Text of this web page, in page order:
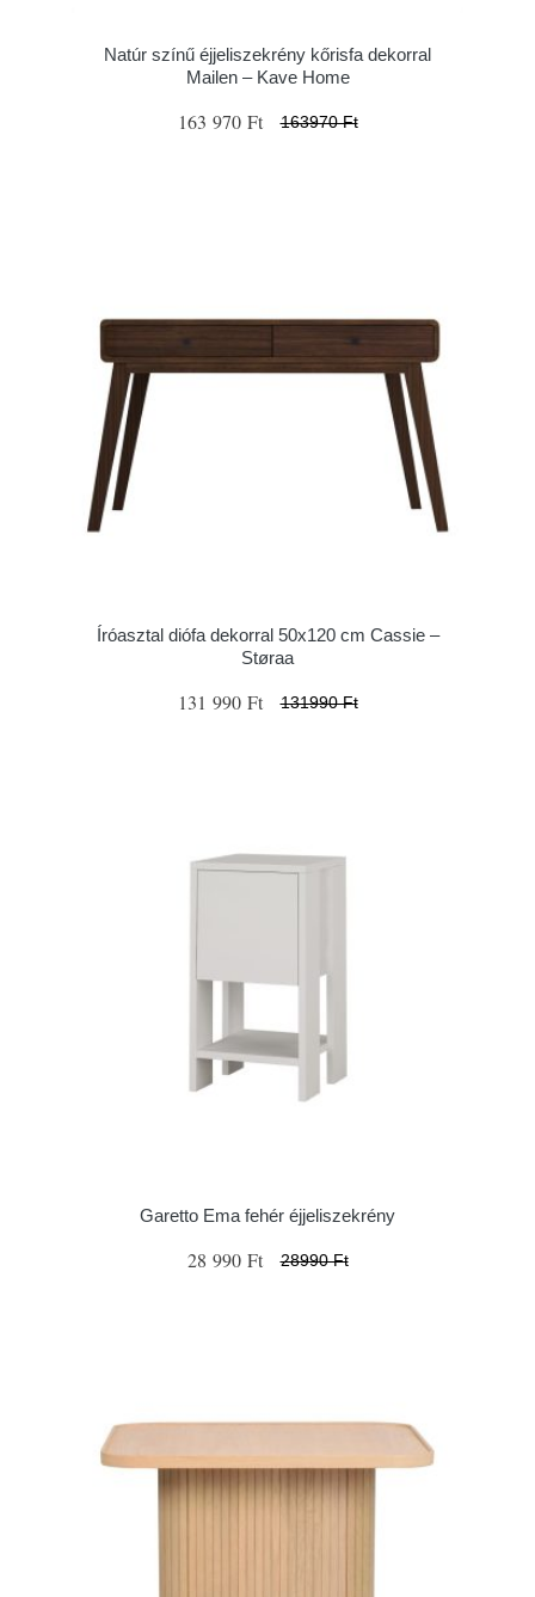
Natúr színű éjjeliszekrény kőrisfa dekorral
Mailen – Kave Home
163 970 Ft 163970 Ft
Íróasztal diófa dekorral 50x120 cm Cassie –
Støraa
131 990 Ft 131990 Ft
Garetto Ema fehér éjjeliszekrény
28 990 Ft 28990 Ft